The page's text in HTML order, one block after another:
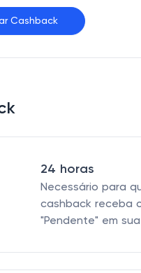
Cashback
24 horas
Necessário para
cashback receba
"Pendente" em